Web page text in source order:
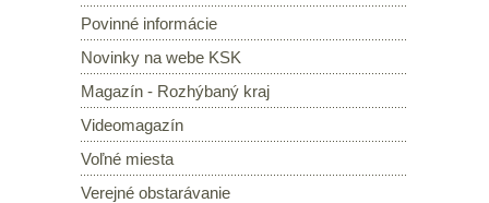
Povinné informácie
Novinky na webe KSK
Magazín - Rozhýbaný kraj
Videomagazín
Voľné miesta
Verejné obstarávanie